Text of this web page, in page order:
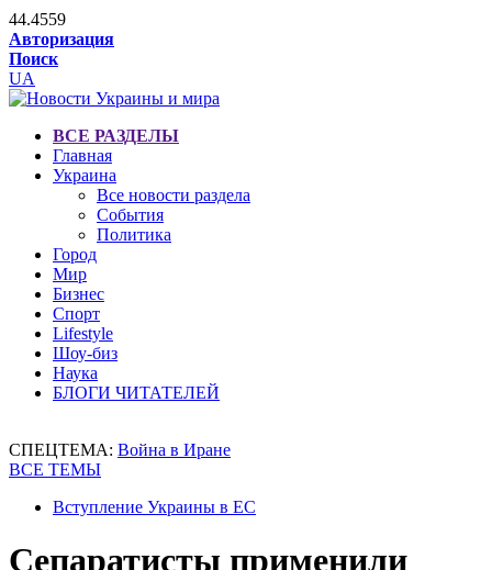
44.4559
Авторизация
Поиск
UA
ВСЕ РАЗДЕЛЫ
Главная
Украина
Все новости раздела
События
Политика
Город
Мир
Бизнес
Спорт
Lifestyle
Шоу-биз
Наука
БЛОГИ ЧИТАТЕЛЕЙ
СПЕЦТЕМА: Война в Иране
ВСЕ ТЕМЫ
Вступление Украины в ЕС
Сепаратисты применили